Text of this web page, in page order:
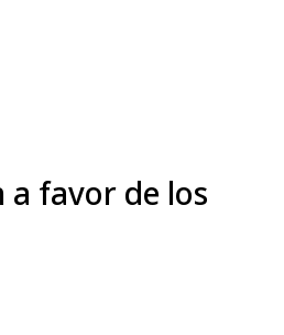
a favor de los